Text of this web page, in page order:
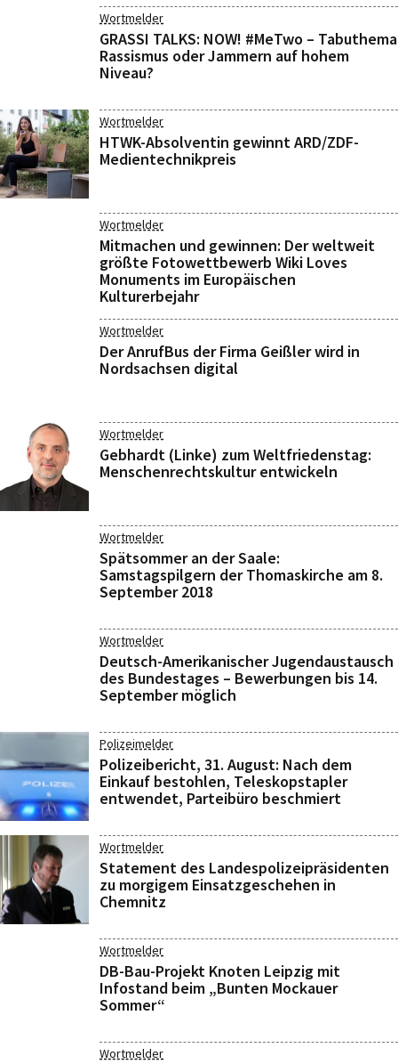
Wortmelder
GRASSI TALKS: NOW! #MeTwo – Tabuthema
Rassismus oder Jammern auf hohem
Niveau?
Wortmelder
HTWK-Absolventin gewinnt ARD/ZDF-
Medientechnikpreis
Wortmelder
Mitmachen und gewinnen: Der weltweit
größte Fotowettbewerb Wiki Loves
Monuments im Europäischen
Kulturerbejahr
Wortmelder
Der AnrufBus der Firma Geißler wird in
Nordsachsen digital
Wortmelder
Gebhardt (Linke) zum Weltfriedenstag:
Menschenrechtskultur entwickeln
Wortmelder
Spätsommer an der Saale:
Samstagspilgern der Thomaskirche am 8.
September 2018
Wortmelder
Deutsch-Amerikanischer Jugendaustausch
des Bundestages – Bewerbungen bis 14.
September möglich
Polizeimelder
Polizeibericht, 31. August: Nach dem
Einkauf bestohlen, Teleskopstapler
entwendet, Parteibüro beschmiert
Wortmelder
Statement des Landespolizeipräsidenten
zu morgigem Einsatzgeschehen in
Chemnitz
Wortmelder
DB-Bau-Projekt Knoten Leipzig mit
Infostand beim „Bunten Mockauer
Sommer“
Wortmelder